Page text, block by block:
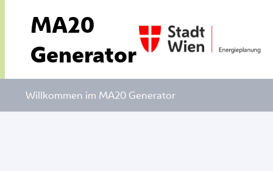
MA20
Generator
Willkommen im MA20 Generator